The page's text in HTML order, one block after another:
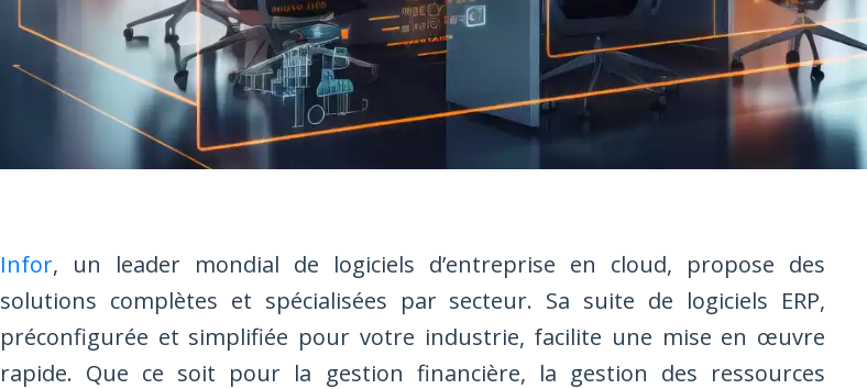
Infor, un leader mondial de logiciels d’entreprise en cloud, propose des
solutions complètes et spécialisées par secteur. Sa suite de logiciels ERP,
préconfigurée et simplifiée pour votre industrie, facilite une mise en œuvre
rapide. Que ce soit pour la gestion financière, la gestion des ressources